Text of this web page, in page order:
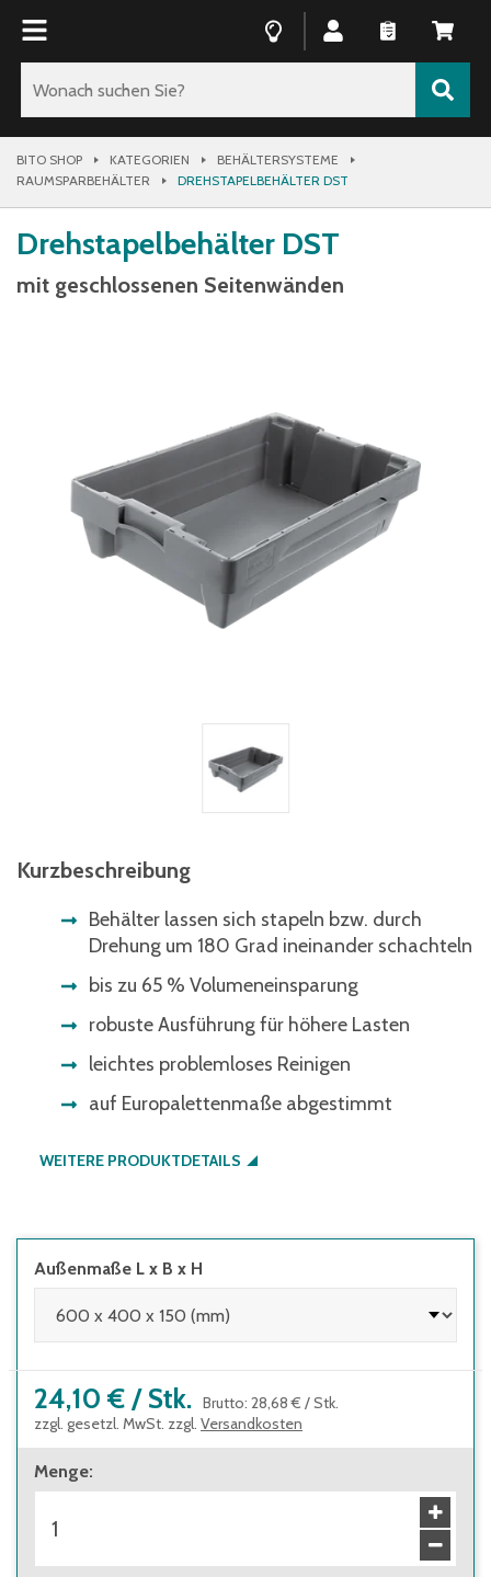
BITO SHOP KATEGORIEN
BEHÄLTERSYSTEME
RAUMSPARBEHÄLTER
DREHSTAPELBEHÄLTER DST
Drehstapelbehälter DST
mit geschlossenen Seitenwänden
Kurzbeschreibung
Behälter lassen sich stapeln bzw. durch
Drehung um 180 Grad ineinander schachteln
bis zu 65 % Volumeneinsparung
robuste Ausführung für höhere Lasten
leichtes problemloses Reinigen
auf Europalettenmaße abgestimmt
WEITERE PRODUKTDETAILS
Außenmaße L x B x H
24,10 € / Stk. Brutto: 28,68 € /Stk.
zzgl. gesetzl. MwSt. zzgl. Versandkosten
Menge: